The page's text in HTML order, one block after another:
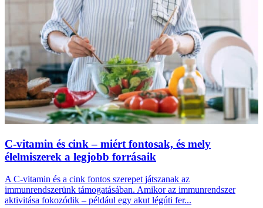
C-vitamin és cink – miért fontosak, és mely
élelmiszerek a legjobb forrásaik
A C-vitamin és a cink fontos szerepet játszanak az
immunrendszerünk támogatásában. Amikor az immunrendszer
aktivitása fokozódik – például egy akut légúti fer...